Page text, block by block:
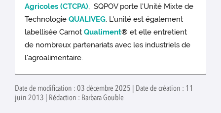
Agricoles (CTCPA), SQPOV porte l'Unité Mixte de
TechnologieQUALIVEG. L'unité est également
labellisée CarnotQualiment®et elle entretient
de nombreux partenariats avec les industriels de
l'agroalimentaire.
Date de modification : 03 décembre 2025 | Date de création : 11
juin 2013 | Rédaction : Barbara Gouble